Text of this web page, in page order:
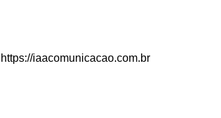
https://iaacomunicacao.com.br